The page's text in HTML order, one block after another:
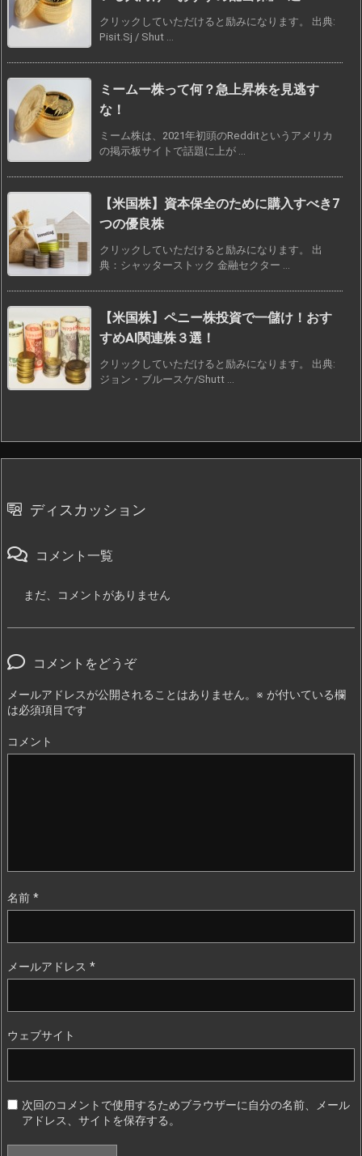
クリックしていただけると励みになります。 出典:
Pisit.Sj / Shut ...
ミームー株って何？急上昇株を見逃す
な！
ミーム株は、2021年初頭のRedditというアメリカ
の掲示板サイトで話題に上が ...
【米国株】資本保全のために購入すべき7
つの優良株
クリックしていただけると励みになります。 出
典：シャッターストック 金融セクター ...
【米国株】ペニー株投資で一儲け！おす
すめAI関連株３選！
クリックしていただけると励みになります。 出典:
ジョン・ブルースケ/Shutt ...
ディスカッション
コメント一覧
まだ、コメントがありません
コメントをどうぞ
メールアドレスが公開されることはありません。 ※ が付いている欄
は必須項目です
コメント
名前 *
メールアドレス *
ウェブサイト
次回のコメントで使用するためブラウザーに自分の名前、メール
アドレス、サイトを保存する。